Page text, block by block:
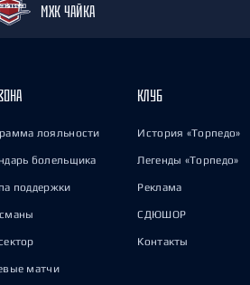
МХК ЧАЙКА
лояльности
болельщика
поддержки
матчи
КЛУБ
История «Торпедо»
Легенды «Торпедо»
Реклама
СДЮШОР
Контакты